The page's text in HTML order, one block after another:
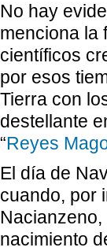
No hay
menciona la
científicos
por esos
Tierra con
destellante
“Reyes
El día de
cuando, por
nacimiento